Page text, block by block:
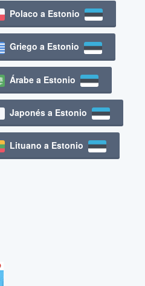
Polaco a Estonio
Griego a Estonio
Árabe a Estonio
Japonés a Estonio
Lituano a Estonio